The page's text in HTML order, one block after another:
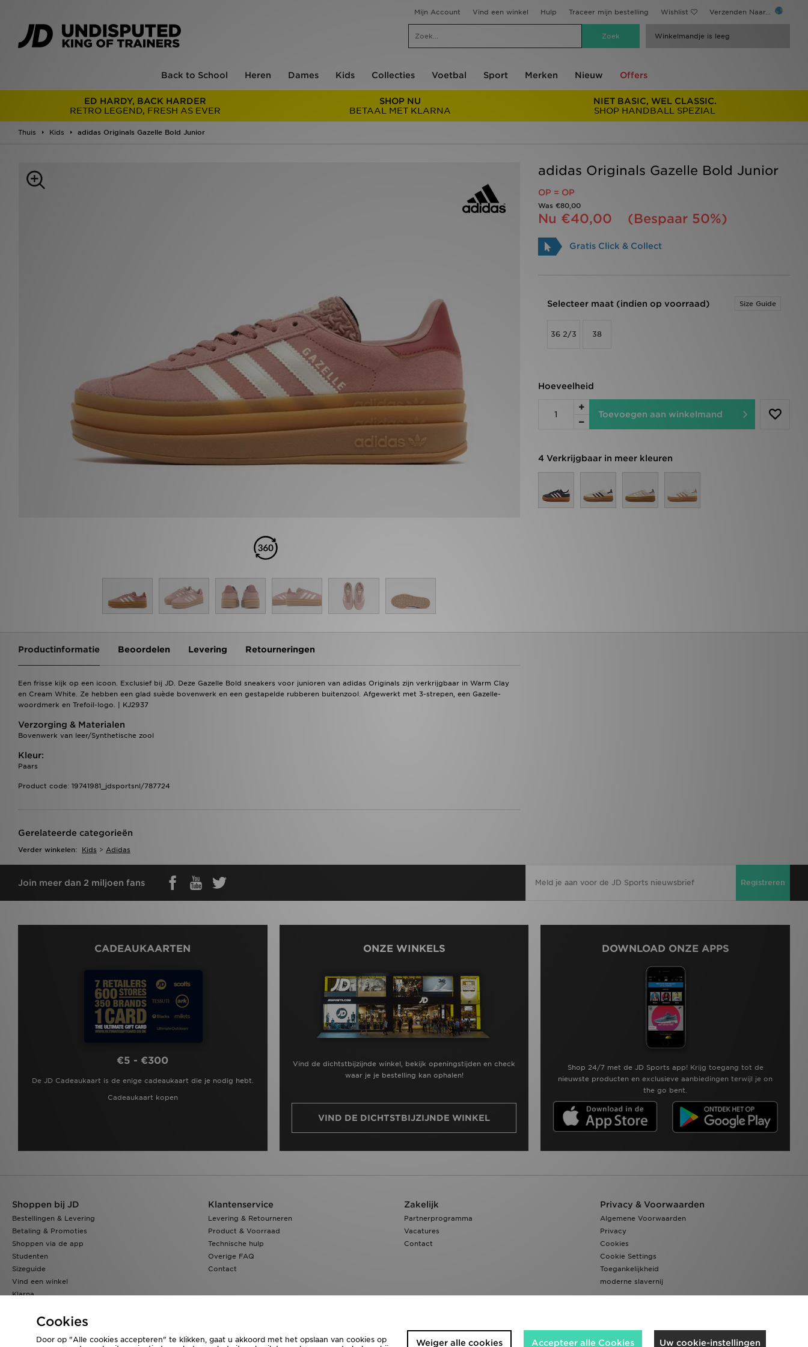
Mijn Account Vind een winkel Hulp Traceer mijn bestelling Wishlist Verzenden Naar...
Winkelmandje is leeg
Back to School Heren Dames Kids Collecties Voetbal Sport Merken Nieuw Offers
ED HARDY, BACK HARDER
RETRO LEGEND, FRESH AS EVER
SHOP NU
BETAAL MET KLARNA
NIET BASIC, WEL CLASSIC.
SHOP HANDBALL SPEZIAL
Thuis Kids adidas Originals Gazelle Bold Junior
adidas Originals Gazelle Bold Junior
OP = OP
Was €80,00
Nu €40,00 (Bespaar 50%)
Gratis Click & Collect
Selecteer maat (indien op voorraad) Size Guide
36 2/3 38
Hoeveelheid
Toevoegen aan winkelmand
4 Verkrijgbaar in meer kleuren
Productinformatie Beoordelen Levering Retourneringen
Een frisse kijk op een icoon. Exclusief bij JD. Deze Gazelle Bold sneakers voor junioren van adidas Originals zijn verkrijgbaar in Warm Clay
en Cream White. Ze hebben een glad suède bovenwerk en een gestapelde rubberen buitenzool. Afgewerkt met 3-strepen, een Gazelle-
woordmerk en Trefoil-logo. | KJ2937
Verzorging & Materialen
Bovenwerk van leer/Synthetische zool
Kleur:
Paars
Product code: 19741981_jdsportsnl/787724
Gerelateerde categorieën
Verder winkelen: Kids > Adidas
Join meer dan 2 miljoen fans Registreren
CADEAUKAARTEN
€5 - €300
De JD Cadeaukaart is de enige cadeaukaart die je nodig hebt.
Cadeaukaart kopen
ONZE WINKELS
Vind de dichtstbijzijnde winkel, bekijk openingstijden en check
waar je je bestelling kan ophalen!
VIND DE DICHTSTBIJZIJNDE WINKEL
DOWNLOAD ONZE APPS
Shop 24/7 met de JD Sports app! Krijg toegang tot de
nieuwste producten en exclusieve aanbiedingen terwijl je on
the go bent.
Shoppen bij JD
Bestellingen & Levering
Betaling & Promoties
Shoppen via de app
Studenten
Sizeguide
Vind een winkel
Klarna
Klantenservice
Levering & Retourneren
Product & Voorraad
Technische hulp
Overige FAQ
Contact
Zakelijk
Partnerprogramma
Vacatures
Contact
Privacy & Voorwaarden
Algemene Voorwaarden
Privacy
Cookies
Cookie Settings
Toegankelijkheid
moderne slavernij
Cookies
Door op "Alle cookies accepteren" te klikken, gaat u akkoord met het opslaan van cookies op
Uw cookie-instellingen
Accepteer alle Cookies
Weiger alle cookies